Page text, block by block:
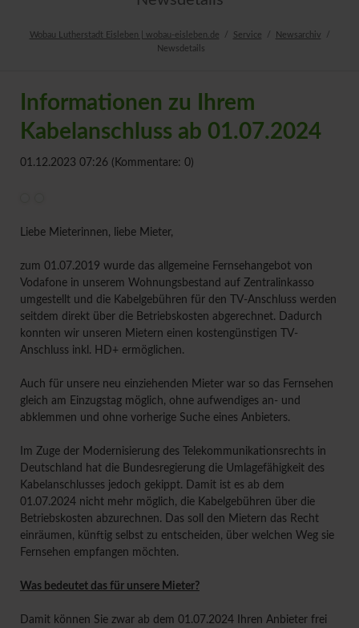
Wobau Lutherstadt Eisleben | wobau-eisleben.de Service
Newsarchiv
Newsdetails
Informationen zu Ihrem
Kabelanschluss ab 01.07.2024
01.12.2023 07:26(Kommentare: 0)
Liebe Mieterinnen, liebe Mieter,
zum 01.07.2019 wurde das allgemeine Fernsehangebot von
Vodafone in unserem Wohnungsbestand auf Zentralinkasso
umgestellt und die Kabelgebühren für den TV-Anschluss werden
seitdem direkt über die Betriebskosten abgerechnet. Dadurch
konnten wir unseren Mietern einen kostengünstigen TV-
Anschluss inkl. HD+ ermöglichen.
Auch für unsere neu einziehenden Mieter war so das Fernsehen
gleich am Einzugstag möglich, ohne aufwendiges an- und
abklemmen und ohne vorherige Suche eines Anbieters.
Im Zuge der Modernisierung des Telekommunikationsrechts in
Deutschland hat die Bundesregierung die Umlagefähigkeit des
Kabelanschlusses jedoch gekippt. Damit ist es ab dem
01.07.2024 nicht mehr möglich, die Kabelgebühren über die
Betriebskosten abzurechnen. Das soll den Mietern das Recht
einräumen, künftig selbst zu entscheiden, über welchen Weg sie
Fernsehen empfangen möchten.
Was bedeutet das für unsere Mieter?
Damit können Sie zwar ab dem 01.07.2024 Ihren Anbieter frei